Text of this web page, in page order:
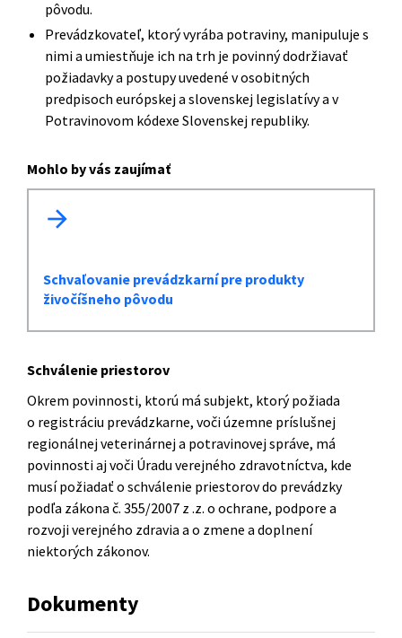
pôvodu.
Prevádzkovateľ, ktorý vyrába potraviny, manipuluje s
nimi a umiestňuje ich na trh je povinný dodržiavať
požiadavky a postupy uvedené v osobitných
predpisoch európskej a slovenskej legislatívy a v
Potravinovom kódexe Slovenskej republiky.
Mohlo by vás zaujímať
arrow_forward
Schvaľovanie prevádzkarní pre produkty
živočíšneho pôvodu
Schválenie priestorov
Okrem povinnosti, ktorú má subjekt, ktorý požiada
o registráciu prevádzkarne, voči územne príslušnej
regionálnej veterinárnej a potravinovej správe, má
povinnosti aj voči Úradu verejného zdravotníctva, kde
musí požiadať o schválenie priestorov do prevádzky
podľa zákona č. 355/2007 z .z. o ochrane, podpore a
rozvoji verejného zdravia a o zmene a doplnení
niektorých zákonov.
Dokumenty